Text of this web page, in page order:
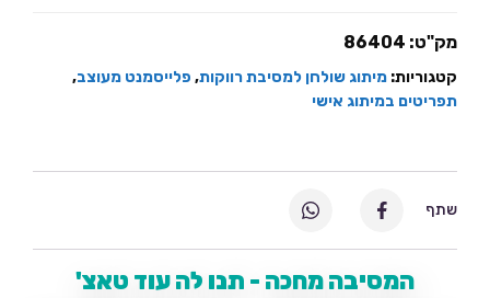
ניתן
לשנות
טקסט)
אישימק"ט: 86404
קטגוריות: מיתוג שולחן למסיבת רווקות, פלייסמנט מעוצב,
תפריטים במיתוג אישי
המסיבה מחכה - תנו לה עוד טאצ'
שתף